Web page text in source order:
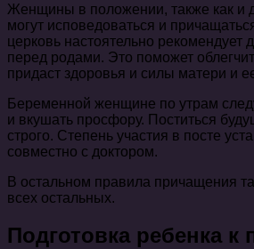
Женщины в положении, также как и
могут исповедоваться и
церковь настоятельно рекомендует
перед родами. Это поможет
придаст здоровья и силы матери и
Беременной женщине по утрам
и вкушать просфору. Поститься
строго. Степень участия в посте
совместно с доктором.
В остальном правила причащения
всех остальных.
Подготовка ребенка к